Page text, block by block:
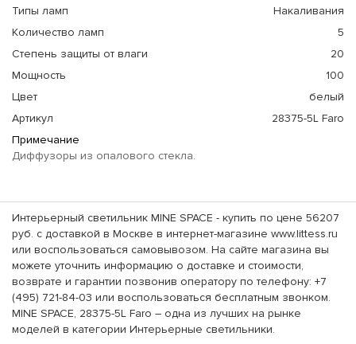
Типы ламп
Накаливания
Количество ламп
5
Степень защиты от влаги
20
Мощность
100
Цвет
белый
Артикул
28375-5L Faro
Примечание
Диффузоры из опалового стекла.
Интерьерный светильник MINE SPACE - купить по цене 56207
руб. с доставкой в Москве в интернет-магазине www.littess.ru
или воспользоваться самовывозом. На сайте магазина вы
можете уточнить информацию о доставке и стоимости,
возврате и гарантии позвонив оператору по телефону: +7
(495) 721-84-03 или воспользоваться бесплатным звонком.
MINE SPACE, 28375-5L Faro – одна из лучших на рынке
моделей в категории Интерьерные светильники.